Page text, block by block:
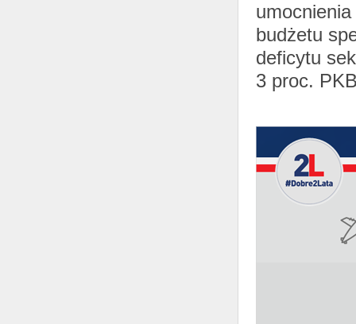
budżetu
deficytu
3 proc.